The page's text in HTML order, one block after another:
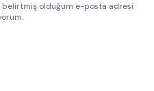
belirtmiş olduğum e-posta adresi